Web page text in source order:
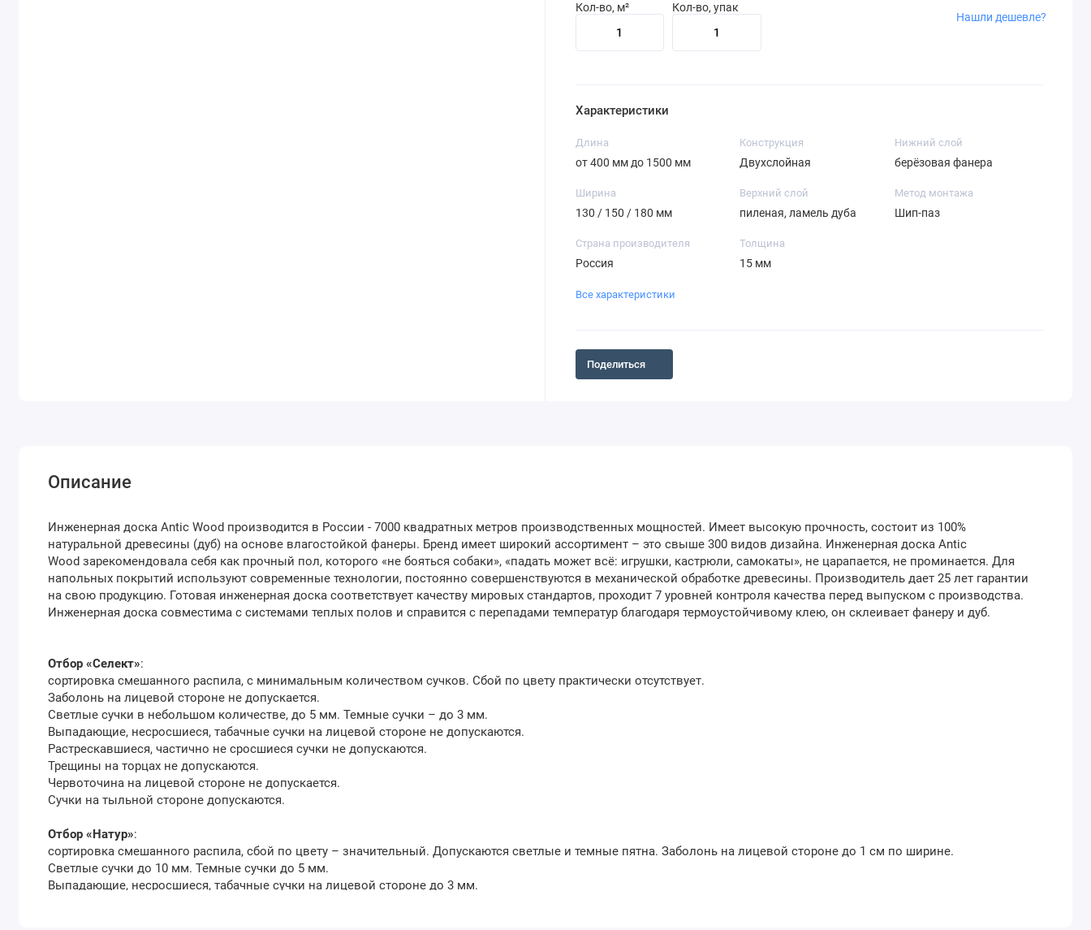
Кол-во, м² Кол-во, упак
Нашли дешевле?
Характеристики
Длина
от 400 мм до 1500 мм
Конструкция
Двухслойная
Нижний слой
берёзовая фанера
Ширина
130 / 150 / 180 мм
Верхний слой
пиленая, ламель дуба
Метод монтажа
Шип-паз
Страна производителя
Россия
Толщина
15 мм
Все характеристики
Поделиться
Описание
Инженерная доска Antic Wood производится в России - 7000 квадратных метров производственных мощностей. Имеет высокую прочность, состоит из 100%
натуральной древесины (дуб) на основе влагостойкой фанеры. Бренд имеет широкий ассортимент – это свыше 300 видов дизайна. Инженерная доска Antic
Wood зарекомендовала себя как прочный пол, которого «не бояться собаки», «падать может всё: игрушки, кастрюли, самокаты», не царапается, не проминается. Для
напольных покрытий используют современные технологии, постоянно совершенствуются в механической обработке древесины. Производитель дает 25 лет гарантии
на свою продукцию. Готовая инженерная доска соответствует качеству мировых стандартов, проходит 7 уровней контроля качества перед выпуском с производства.
Инженерная доска совместима с системами теплых полов и справится с перепадами температур благодаря термоустойчивому клею, он склеивает фанеру и дуб.
Отбор «Селект»:
сортировка смешанного распила, с минимальным количеством сучков. Сбой по цвету практически отсутствует.
Заболонь на лицевой стороне не допускается.
Светлые сучки в небольшом количестве, до 5 мм. Темные сучки – до 3 мм.
Выпадающие, несросшиеся, табачные сучки на лицевой стороне не допускаются.
Растрескавшиеся, частично не сросшиеся сучки не допускаются.
Трещины на торцах не допускаются.
Червоточина на лицевой стороне не допускается.
Сучки на тыльной стороне допускаются.
Отбор «Натур»:
сортировка смешанного распила, сбой по цвету – значительный. Допускаются светлые и темные пятна. Заболонь на лицевой стороне до 1 см по ширине.
Светлые сучки до 10 мм. Темные сучки до 5 мм.
Выпадающие, несросшиеся, табачные сучки на лицевой стороне до 3 мм.